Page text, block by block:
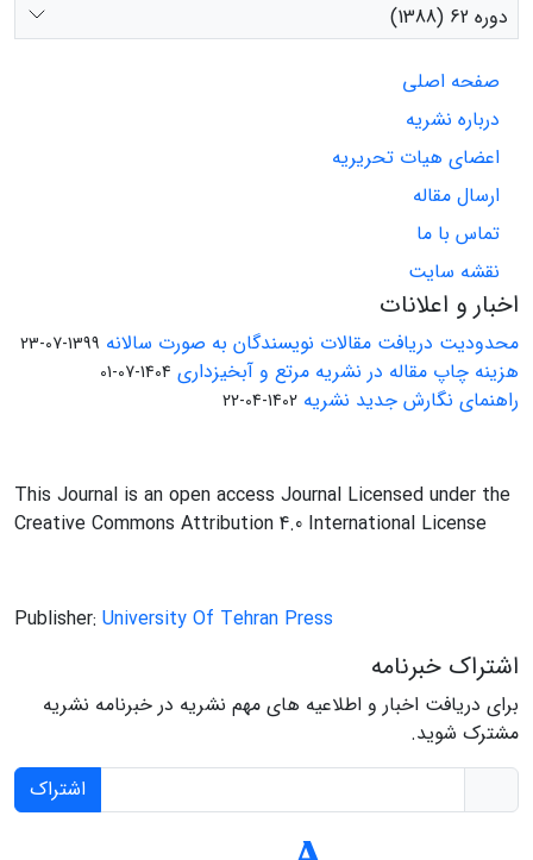
دوره 62 (1388)
صفحه اصلی
درباره نشریه
اعضای هیات تحریریه
ارسال مقاله
تماس با ما
نقشه سایت
اخبار و اعلانات
محدودیت دریافت مقالات نویسندگان به صورت سالانه 1399-07-23
هزینه چاپ مقاله در نشریه مرتع و آبخیزداری 1404-07-01
راهنمای نگارش جدید نشریه 1402-04-22
This Journal is an open access Journal Licensed under the
Creative Commons Attribution 4.0 International License
Publisher: University Of Tehran Press
اشتراک خبرنامه
برای دریافت اخبار و اطلاعیه های مهم نشریه در خبرنامه نشریه
مشترک شوید.
اشتراک